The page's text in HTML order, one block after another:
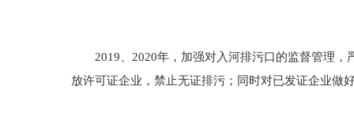
2019、2020年，加强对入河排污口的监督管理，
放许可证企业，禁止无证排污；同时对已发证企业做